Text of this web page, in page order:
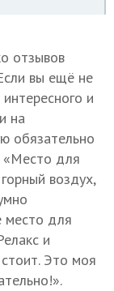
отзывов
вы ещё не
и
на
обязательно
«Место для
воздух,
место для
и
Это моя